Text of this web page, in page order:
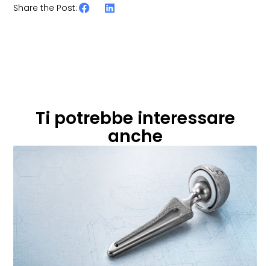
Share the Post:
Ti potrebbe interessare
anche